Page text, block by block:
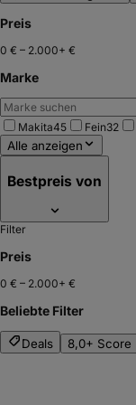
Preis
0 € – 2.000+ €
Marke
Makita45 Fein32
Alle anzeigen
Bestpreis von
Filter
Preis
0 € – 2.000+ €
Beliebte Filter
Deals 8,0+ Score